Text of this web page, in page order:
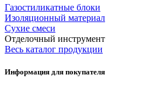
Газостиликатные блоки
Изоляционный материал
Сухие смеси
Отделочный инструмент
Весь каталог продукции
Информация для покупателя